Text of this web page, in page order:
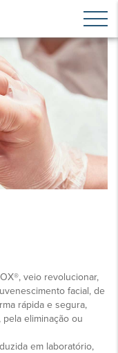
veio revolucionar,
facial, de
rápida e segura,
eliminação ou
em laboratório,